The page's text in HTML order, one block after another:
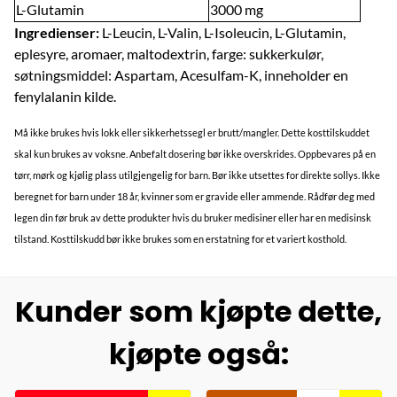
L-Glutamin
3000 mg
Ingredienser: L-Leucin, L-Valin, L-Isoleucin, L-Glutamin,
eplesyre, aromaer, maltodextrin, farge: sukkerkulør,
søtningsmiddel: Aspartam, Acesulfam-K, inneholder en
fenylalanin kilde.
Må ikke brukes hvis lokk eller sikkerhetssegl er brutt/mangler. Dette kosttilskuddet
skal kun brukes av voksne. Anbefalt dosering bør ikke overskrides. Oppbevares på en
tørr, mørk og kjølig plass utilgjengelig for barn. Bør ikke utsettes for direkte sollys. Ikke
beregnet for barn under 18 år, kvinner som er gravide eller ammende. Rådfør deg med
legen din før bruk av dette produkter hvis du bruker medisiner eller har en medisinsk
tilstand. Kosttilskudd bør ikke brukes som en erstatning for et variert kosthold.
Kunder som kjøpte dette,
kjøpte også: